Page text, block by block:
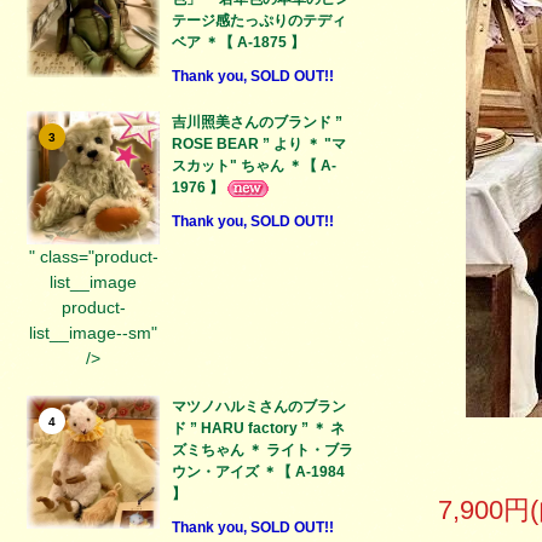
テージ感たっぷりのテディ
ベア ＊【 A-1875 】
Thank you, SOLD OUT!!
3
" class="product-
list__image
product-
list__image--sm"
/>
吉川照美さんのブランド ”
ROSE BEAR ” より ＊ "マ
スカット" ちゃん ＊【 A-
1976 】
Thank you, SOLD OUT!!
4
マツノハルミさんのブラン
ド ” HARU factory ” ＊ ネ
ズミちゃん ＊ ライト・ブラ
ウン・アイズ ＊【 A-1984
】
Thank you, SOLD OUT!!
7,900円